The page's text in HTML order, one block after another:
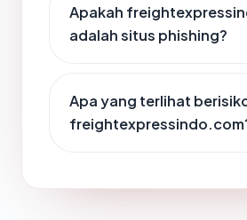
Apakah
adalah situs phishing?
Apa yang terlihat